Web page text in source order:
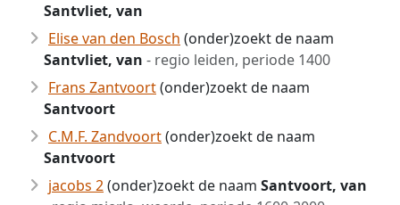
Santvliet, van
Elise van den Bosch (onder)zoekt de naam
Santvliet, van - regio leiden, periode 1400
Frans Zantvoort(onder)zoekt de naam
Santvoort
C.M.F. Zandvoort(onder)zoekt de naam
Santvoort
jacobs 2(onder)zoekt de naam Santvoort, van